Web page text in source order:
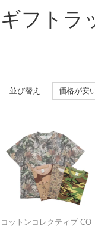
ギフトラ
並び替え 価格が安
コットンコレクティブ CO